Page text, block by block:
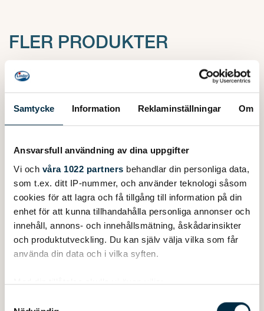
Samtycke Information Reklaminställningar Om
Ansvarsfull användning av dina uppgifter
Vi och våra 1022 partners behandlar din personliga data,
som t.ex. ditt IP-nummer, och använder teknologi såsom
cookies för att lagra och få tillgång till information på din
enhet för att kunna tillhandahålla personliga annonser och
innehåll, annons- och innehållsmätning, åskådarinsikter
och produktutveckling. Du kan själv välja vilka som får
använda din data och i vilka syften.
Med din tillåtelse skulle vi även vilja:
FLER PRODUKTER
Båttillbehör
Låspaket